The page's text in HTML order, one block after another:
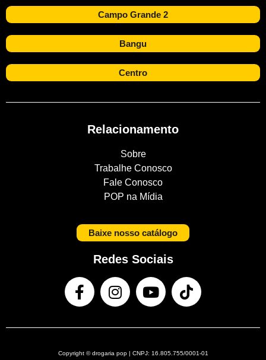
Campo Grande 2
Bangu
Centro
Relacionamento
Sobre
Trabalhe Conosco
Fale Conosco
POP na Mídia
Baixe nosso catálogo
Redes Sociais
Copyright © drogaria pop | CNPJ: 16.805.755/0001-01